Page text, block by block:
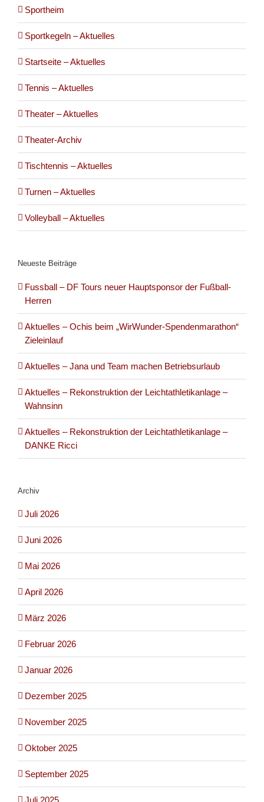
Sportheim
Sportkegeln – Aktuelles
Startseite – Aktuelles
Tennis – Aktuelles
Theater – Aktuelles
Theater-Archiv
Tischtennis – Aktuelles
Turnen – Aktuelles
Volleyball – Aktuelles
Neueste Beiträge
Fussball – DF Tours neuer Hauptsponsor der Fußball-
Herren
Aktuelles – Ochis beim „WirWunder-Spendenmarathon“
Zieleinlauf
Aktuelles – Jana und Team machen Betriebsurlaub
Aktuelles – Rekonstruktion der Leichtathletikanlage –
Wahnsinn
Aktuelles – Rekonstruktion der Leichtathletikanlage –
DANKE Ricci
Archiv
Juli 2026
Juni 2026
Mai 2026
April 2026
März 2026
Februar 2026
Januar 2026
Dezember 2025
November 2025
Oktober 2025
September 2025
Juli 2025